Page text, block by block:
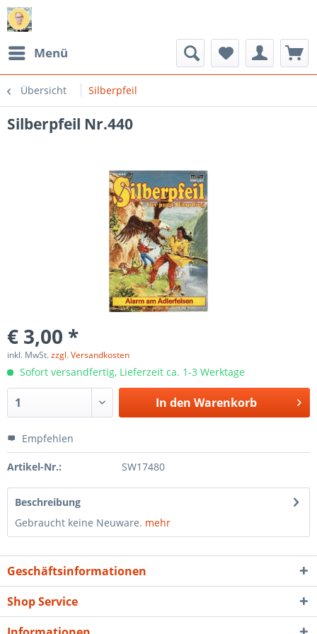
Menü
Übersicht Silberpfeil
Silberpfeil Nr.440
€ 3,00 *
inkl. MwSt.zzgl. Versandkosten
Sofort versandfertig, Lieferzeit ca. 1-3 Werktage
In den Warenkorb
Empfehlen
Artikel-Nr.: SW17480
Beschreibung
Gebraucht keine Neuware. mehr
Geschäftsinformationen
Shop Service